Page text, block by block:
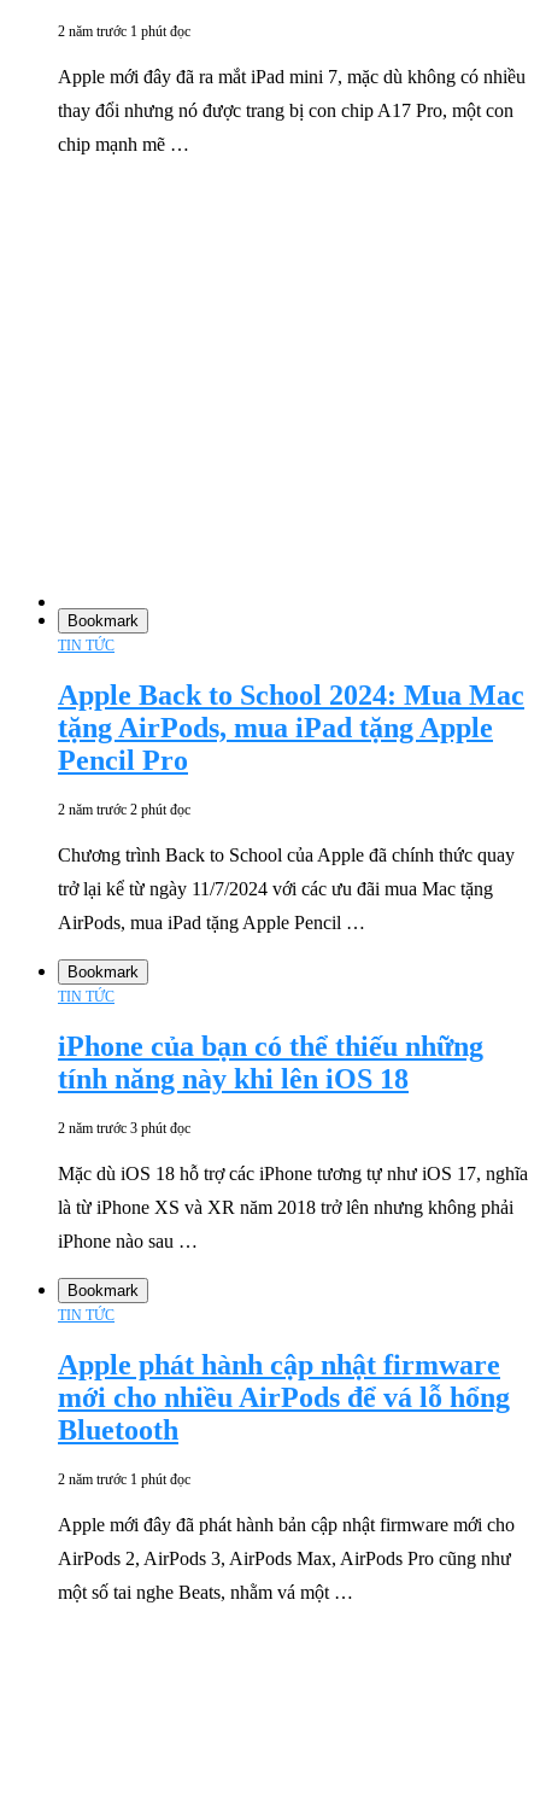
2 năm trước 1 phút đọc
Apple mới đây đã ra mắt iPad mini 7, mặc dù không có nhiều
thay đổi nhưng nó được trang bị con chip A17 Pro, một con
chip mạnh mẽ …
Bookmark
TIN TỨC
Apple Back to School 2024: Mua Mac
tặng AirPods, mua iPad tặng Apple
Pencil Pro
2 năm trước 2 phút đọc
Chương trình Back to School của Apple đã chính thức quay
trở lại kể từ ngày 11/7/2024 với các ưu đãi mua Mac tặng
AirPods, mua iPad tặng Apple Pencil …
Bookmark
TIN TỨC
iPhone của bạn có thể thiếu những
tính năng này khi lên iOS 18
2 năm trước 3 phút đọc
Mặc dù iOS 18 hỗ trợ các iPhone tương tự như iOS 17, nghĩa
là từ iPhone XS và XR năm 2018 trở lên nhưng không phải
iPhone nào sau …
Bookmark
TIN TỨC
Apple phát hành cập nhật firmware
mới cho nhiều AirPods để vá lỗ hổng
Bluetooth
2 năm trước 1 phút đọc
Apple mới đây đã phát hành bản cập nhật firmware mới cho
AirPods 2, AirPods 3, AirPods Max, AirPods Pro cũng như
một số tai nghe Beats, nhằm vá một …